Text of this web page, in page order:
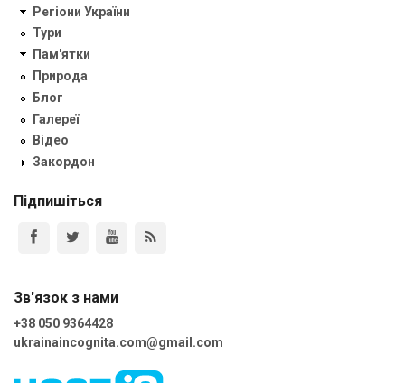
Регіони України
Тури
Пам'ятки
Природа
Блог
Галереї
Відео
Закордон
Підпишіться
Зв'язок з нами
+38 050 9364428
ukrainaincognita.com@gmail.com